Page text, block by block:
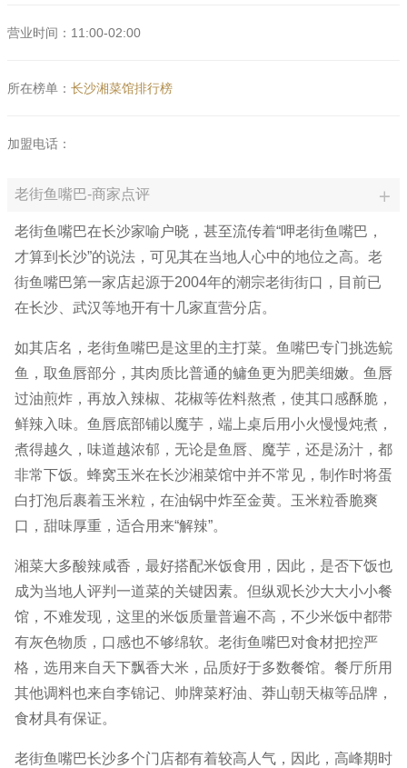
营业时间：11:00-02:00
所在榜单： 长沙湘菜馆排行榜
加盟电话：
老街鱼嘴巴-商家点评
老街鱼嘴巴在长沙家喻户晓，甚至流传着“呷老街鱼嘴巴，
才算到长沙”的说法，可见其在当地人心中的地位之高。老
街鱼嘴巴第一家店起源于2004年的潮宗老街街口，目前已
在长沙、武汉等地开有十几家直营分店。
如其店名，老街鱼嘴巴是这里的主打菜。鱼嘴巴专门挑选鲩
鱼，取鱼唇部分，其肉质比普通的鳙鱼更为肥美细嫩。鱼唇
过油煎炸，再放入辣椒、花椒等佐料熬煮，使其口感酥脆，
鲜辣入味。鱼唇底部铺以魔芋，端上桌后用小火慢慢炖煮，
煮得越久，味道越浓郁，无论是鱼唇、魔芋，还是汤汁，都
非常下饭。蜂窝玉米在长沙湘菜馆中并不常见，制作时将蛋
白打泡后裹着玉米粒，在油锅中炸至金黄。玉米粒香脆爽
口，甜味厚重，适合用来“解辣”。
湘菜大多酸辣咸香，最好搭配米饭食用，因此，是否下饭也
成为当地人评判一道菜的关键因素。但纵观长沙大大小小餐
馆，不难发现，这里的米饭质量普遍不高，不少米饭中都带
有灰色物质，口感也不够绵软。老街鱼嘴巴对食材把控严
格，选用来自天下飘香大米，品质好于多数餐馆。餐厅所用
其他调料也来自李锦记、帅牌菜籽油、莽山朝天椒等品牌，
食材具有保证。
老街鱼嘴巴长沙多个门店都有着较高人气，因此，高峰期时